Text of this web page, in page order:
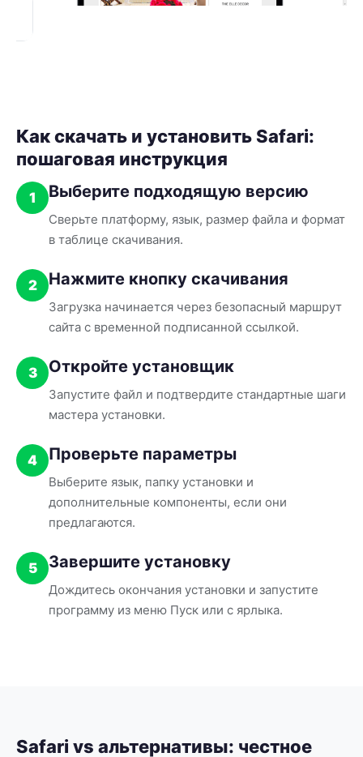
Как скачать и установить Safari:
пошаговая инструкция
1 Выберите подходящую версию
Сверьте платформу, язык, размер файла и формат
в таблице скачивания.
2 Нажмите кнопку скачивания
Загрузка начинается через безопасный маршрут
сайта с временной подписанной ссылкой.
3 Откройте установщик
Запустите файл и подтвердите стандартные шаги
мастера установки.
4 Проверьте параметры
Выберите язык, папку установки и
дополнительные компоненты, если они
предлагаются.
5 Завершите установку
Дождитесь окончания установки и запустите
программу из меню Пуск или с ярлыка.
Safari vs альтернативы: честное